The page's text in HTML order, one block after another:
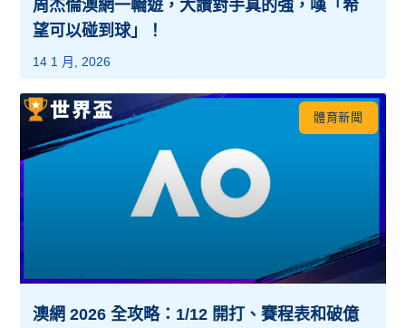
周杰倫澳網一輪遊，大讚對手真的強，嘆「希
望可以碰到球」！
14 1 月, 2026
體育新聞
澳網 2026 全攻略：1/12 開打、賽程表和破億